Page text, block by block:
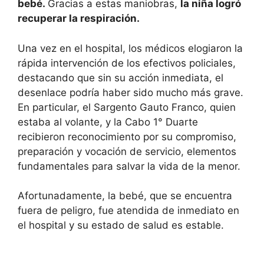
bebé. Gracias a estas maniobras, la niña logró
recuperar la respiración.
Una vez en el hospital, los médicos elogiaron la
rápida intervención de los efectivos policiales,
destacando que sin su acción inmediata, el
desenlace podría haber sido mucho más grave.
En particular, el Sargento Gauto Franco, quien
estaba al volante, y la Cabo 1° Duarte
recibieron reconocimiento por su compromiso,
preparación y vocación de servicio, elementos
fundamentales para salvar la vida de la menor.
Afortunadamente, la bebé, que se encuentra
fuera de peligro, fue atendida de inmediato en
el hospital y su estado de salud es estable.